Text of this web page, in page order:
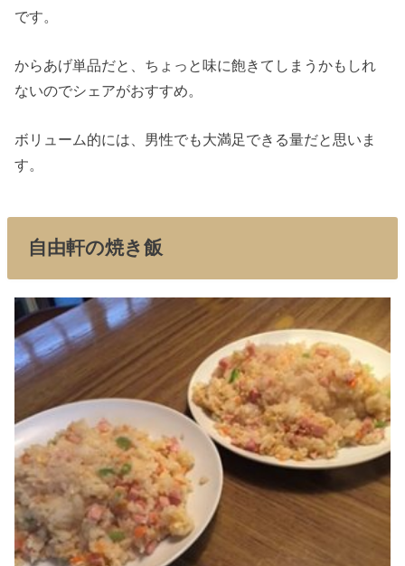
です。
からあげ単品だと、ちょっと味に飽きてしまうかもしれ
ないのでシェアがおすすめ。
ボリューム的には、男性でも大満足できる量だと思いま
す。
自由軒の焼き飯